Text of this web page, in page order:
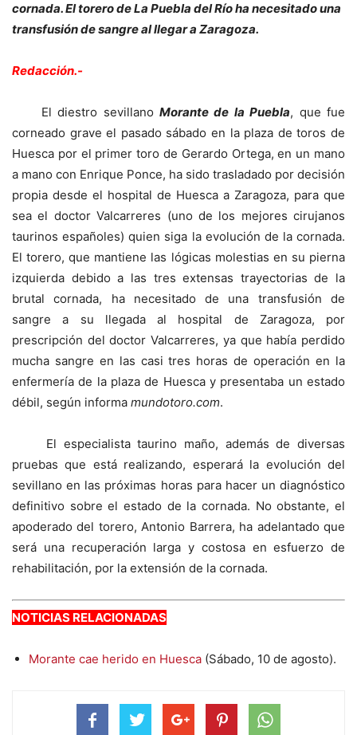
cornada. El torero de La Puebla del Río ha necesitado una
transfusión de sangre al llegar a Zaragoza.
Redacción.-
El diestro sevillanoMorante de la Puebla, que fue
corneado grave el pasado sábado en la plaza de toros de
Huesca por el primer toro de Gerardo Ortega, en un mano
a mano con Enrique Ponce, ha sido trasladado por decisión
propia desde el hospital de Huesca a Zaragoza, para que
sea el doctor Valcarreres (uno de los mejores cirujanos
taurinos españoles) quien siga la evolución de la cornada.
El torero, que mantiene las lógicas molestias en su pierna
izquierda debido a las tres extensas trayectorias de la
brutal cornada, ha necesitado de una transfusión de
sangre a su llegada al hospital de Zaragoza, por
prescripción del doctor Valcarreres, ya que había perdido
mucha sangre en las casi tres horas de operación en la
enfermería de la plaza de Huesca y presentaba un estado
débil, según informa mundotoro.com.
El especialista taurino maño, además de diversas
pruebas que está realizando, esperará la evolución del
sevillano en las próximas horas para hacer un diagnóstico
definitivo sobre el estado de la cornada. No obstante, el
apoderado del torero, Antonio Barrera, ha adelantado que
será una recuperación larga y costosa en esfuerzo de
rehabilitación, por la extensión de la cornada.
NOTICIAS RELACIONADAS
Morante cae herido en Huesca (Sábado, 10 de agosto).